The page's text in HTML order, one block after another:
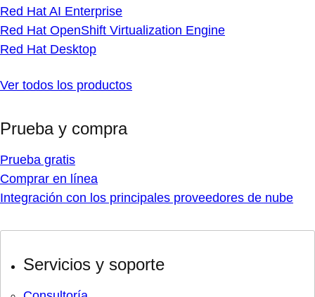
Red Hat AI Enterprise
Red Hat OpenShift Virtualization Engine
Red Hat Desktop
Ver todos los productos
Prueba y compra
Prueba gratis
Comprar en línea
Integración con los principales proveedores de nube
Servicios y soporte